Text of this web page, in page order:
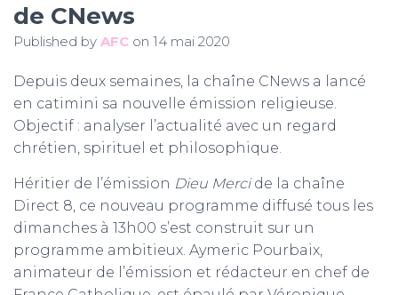
de CNews
Published by AFC on 14 mai 2020
Depuis deux semaines, la chaîne CNews a lancé
en catimini sa nouvelle émission religieuse.
Objectif : analyser l’actualité avec un regard
chrétien, spirituel et philosophique.
Héritier de l’émission Dieu Mercide la chaîne
Direct 8, ce nouveau programme diffusé tous les
dimanches à 13h00 s’est construit sur un
programme ambitieux. Aymeric Pourbaix,
animateur de l’émission et rédacteur en chef de